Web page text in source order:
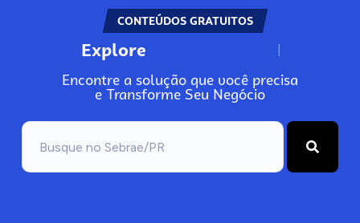
CONTEÚDOS GRATUITOS
Explore N
Encontre a solução que você precisa
e Transforme Seu Negócio